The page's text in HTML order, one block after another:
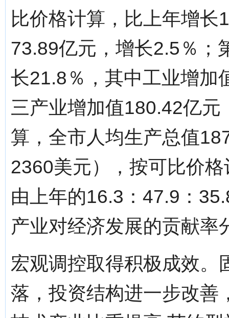
比价格计算，比上年增
73.89亿元，增长2.5％；
长21.8％，其中工业增加
三产业增加值180.42亿
算，全市人均生产总值
2360美元），按可比价
由上年的16.3：47.9：
产业对经济发展的贡献
宏观调控取得积极成效。
落，投资结构进一步改善